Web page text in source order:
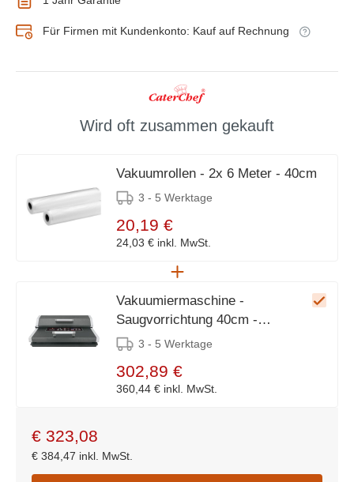
Für Firmen mit Kundenkonto: Kauf auf Rechnung
Wird oft zusammen gekauft
Vakuumrollen - 2x 6 Meter - 40cm
3 - 5 Werktage
20,19 €
24,03 € inkl. MwSt.
Vakuumiermaschine -
Saugvorrichtung 40cm -
Hauptschalter und Manometer
3 - 5 Werktage
302,89 €
360,44 € inkl. MwSt.
€ 323,08
€ 384,47 inkl. MwSt.